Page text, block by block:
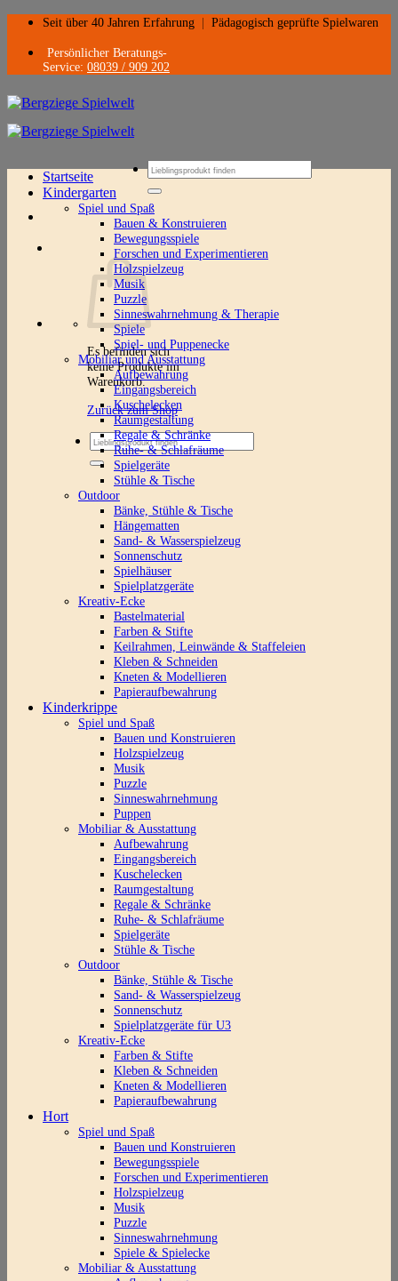
Zum
springen
Seit über 40 Jahren Erfahrung Pädagogisch geprüfte Spielwaren
Persönlicher Beratungs-
Service: 08039 / 909 202
Suchen
nach:
Es befinden sich
keine Produkte im
Warenkorb.
Zurück zum Shop
Suchen
nach:
Startseite
Kindergarten
Spiel und Spaß
Bauen & Konstruieren
Bewegungsspiele
Forschen und Experimentieren
Holzspielzeug
Musik
Puzzle
Sinneswahrnehmung & Therapie
Spiele
Spiel- und Puppenecke
Mobiliar und Ausstattung
Aufbewahrung
Eingangsbereich
Kuschelecken
Raumgestaltung
Regale & Schränke
Ruhe- & Schlafräume
Spielgeräte
Stühle & Tische
Outdoor
Bänke, Stühle & Tische
Hängematten
Sand- & Wasserspielzeug
Sonnenschutz
Spielhäuser
Spielplatzgeräte
Kreativ-Ecke
Bastelmaterial
Farben & Stifte
Keilrahmen, Leinwände & Staffeleien
Kleben & Schneiden
Kneten & Modellieren
Papieraufbewahrung
Kinderkrippe
Spiel und Spaß
Bauen und Konstruieren
Holzspielzeug
Musik
Puzzle
Sinneswahrnehmung
Puppen
Mobiliar & Ausstattung
Aufbewahrung
Eingangsbereich
Kuschelecken
Raumgestaltung
Regale & Schränke
Ruhe- & Schlafräume
Spielgeräte
Stühle & Tische
Outdoor
Bänke, Stühle & Tische
Sand- & Wasserspielzeug
Sonnenschutz
Spielplatzgeräte für U3
Kreativ-Ecke
Farben & Stifte
Kleben & Schneiden
Kneten & Modellieren
Papieraufbewahrung
Hort
Spiel und Spaß
Bauen und Konstruieren
Bewegungsspiele
Forschen und Experimentieren
Holzspielzeug
Musik
Puzzle
Sinneswahrnehmung
Spiele & Spielecke
Mobiliar & Ausstattung